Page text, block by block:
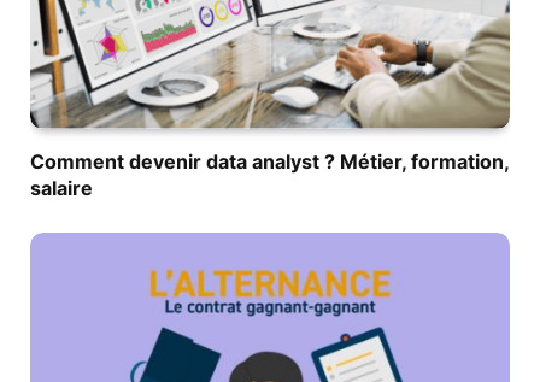
Comment devenir data analyst ? Métier, formation,
salaire